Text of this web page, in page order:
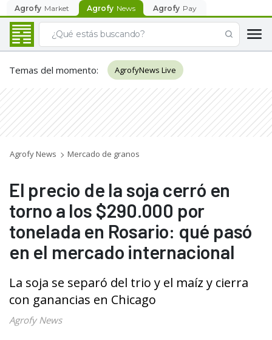
Agrofy Market Agrofy News Agrofy Pay
Temas del momento: AgrofyNews Live
Agrofy News Mercado de granos
El precio de la soja cerró en
torno a los $290.000 por
tonelada en Rosario: qué pasó
en el mercado internacional
La soja se separó del trio y el maíz y cierra
con ganancias en Chicago
Agrofy News